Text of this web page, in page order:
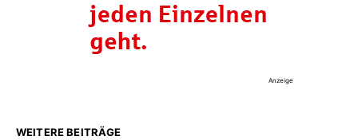
Anzeige
WEITERE BEITRÄGE